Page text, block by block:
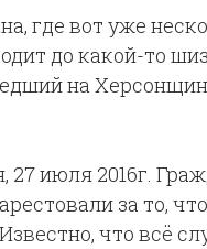
где вот уже
до какой-то
на
27 июля 2016г.
за то,
что всё